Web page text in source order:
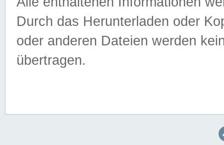
Durch das Herunterladen oder
oder anderen Dateien werden
übertragen.